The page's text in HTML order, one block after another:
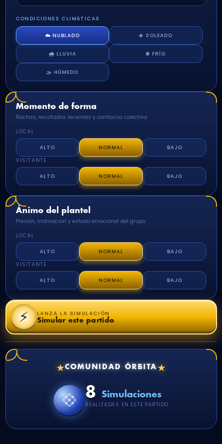
CONDICIONES CLIMÁTICAS
☁️ NUBLADO ☀️ SOLEADO
🌧️ LLUVIA ❄️ FRÍO
🌫️ HÚMEDO
Momento de forma
Rachas, resultados recientes y confianza colectiva.
LOCAL
ALTO NORMAL
BAJO
VISITANTE
ALTO NORMAL BAJO
Ánimo del plantel
Presión, motivación y estado emocional del grupo.
LOCAL
ALTO NORMAL
BAJO
VISITANTE
ALTO NORMAL BAJO
⚡ LANZA LA SIMULACIÓN
Simular este partido
★COMUNIDAD ÓRBITA★
💠 8Simulaciones
REALIZADAS EN ESTE PARTIDO